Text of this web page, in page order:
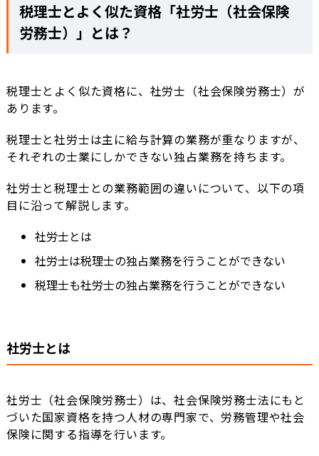
税理士とよく似た資格「社労士（社会保険
労務士）」とは？
税理士とよく似た資格に、社労士（社会保険労務士）が
あります。
税理士と社労士は主に給与計算の業務が重なりますが、
それぞれの士業にしかできない独占業務を持ちます。
社労士と税理士との業務範囲の違いについて、以下の項
目に沿って解説します。
社労士とは
社労士は税理士の独占業務を行うことができない
税理士も社労士の独占業務を行うことができない
社労士とは
社労士（社会保険労務士）は、社会保険労務士法にもと
づいた国家資格を持つ人材の専門家で、労務管理や社会
保険に関する指導を行います。